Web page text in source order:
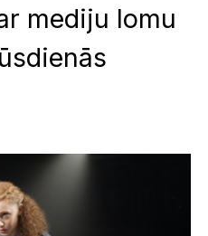
mediju lomu